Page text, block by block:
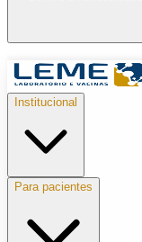
Institucional
Para pacientes